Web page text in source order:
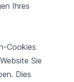
Ihres
Cookies
Sie
Dies